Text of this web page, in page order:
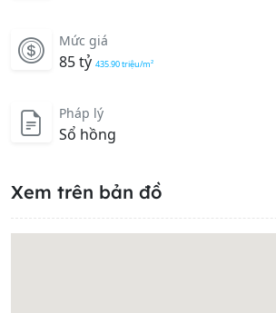
Mức giá
85 tỷ 435.90 triệu/m²
Pháp lý
Sổ hồng
Xem trên bản đồ